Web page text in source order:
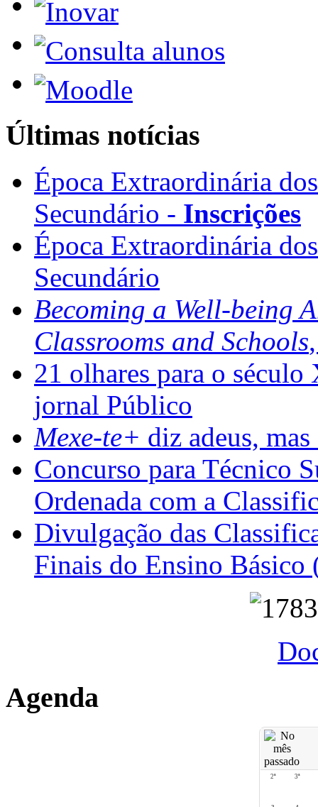
Últimas notícias
Época Extraordinária
Secundário - Inscrições
Época Extraordinária
Secundário
Becoming a Well-being
Classrooms and Schools
21 olhares para o
jornal Público
Mexe-te+ diz adeus,
Concurso para Técnico
Ordenada com a
Divulgação das
Finais do Ensino Básico
Agenda
2ª 3ª